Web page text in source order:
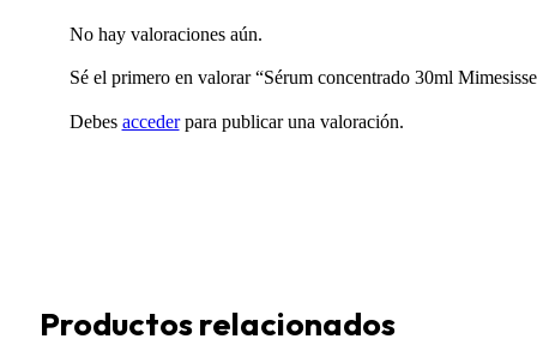
No hay valoraciones aún.
Sé el primero en valorar “Sérum concentrado 30ml
Debes accederpara publicar una valoración.
Productos relacionados